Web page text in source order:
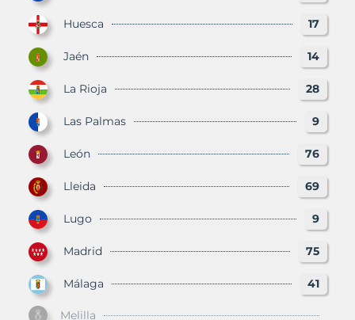
Huesca 17
Jaén 14
La Rioja 28
Las Palmas 9
León 76
Lleida 69
Lugo 9
Madrid 75
Málaga 41
Melilla